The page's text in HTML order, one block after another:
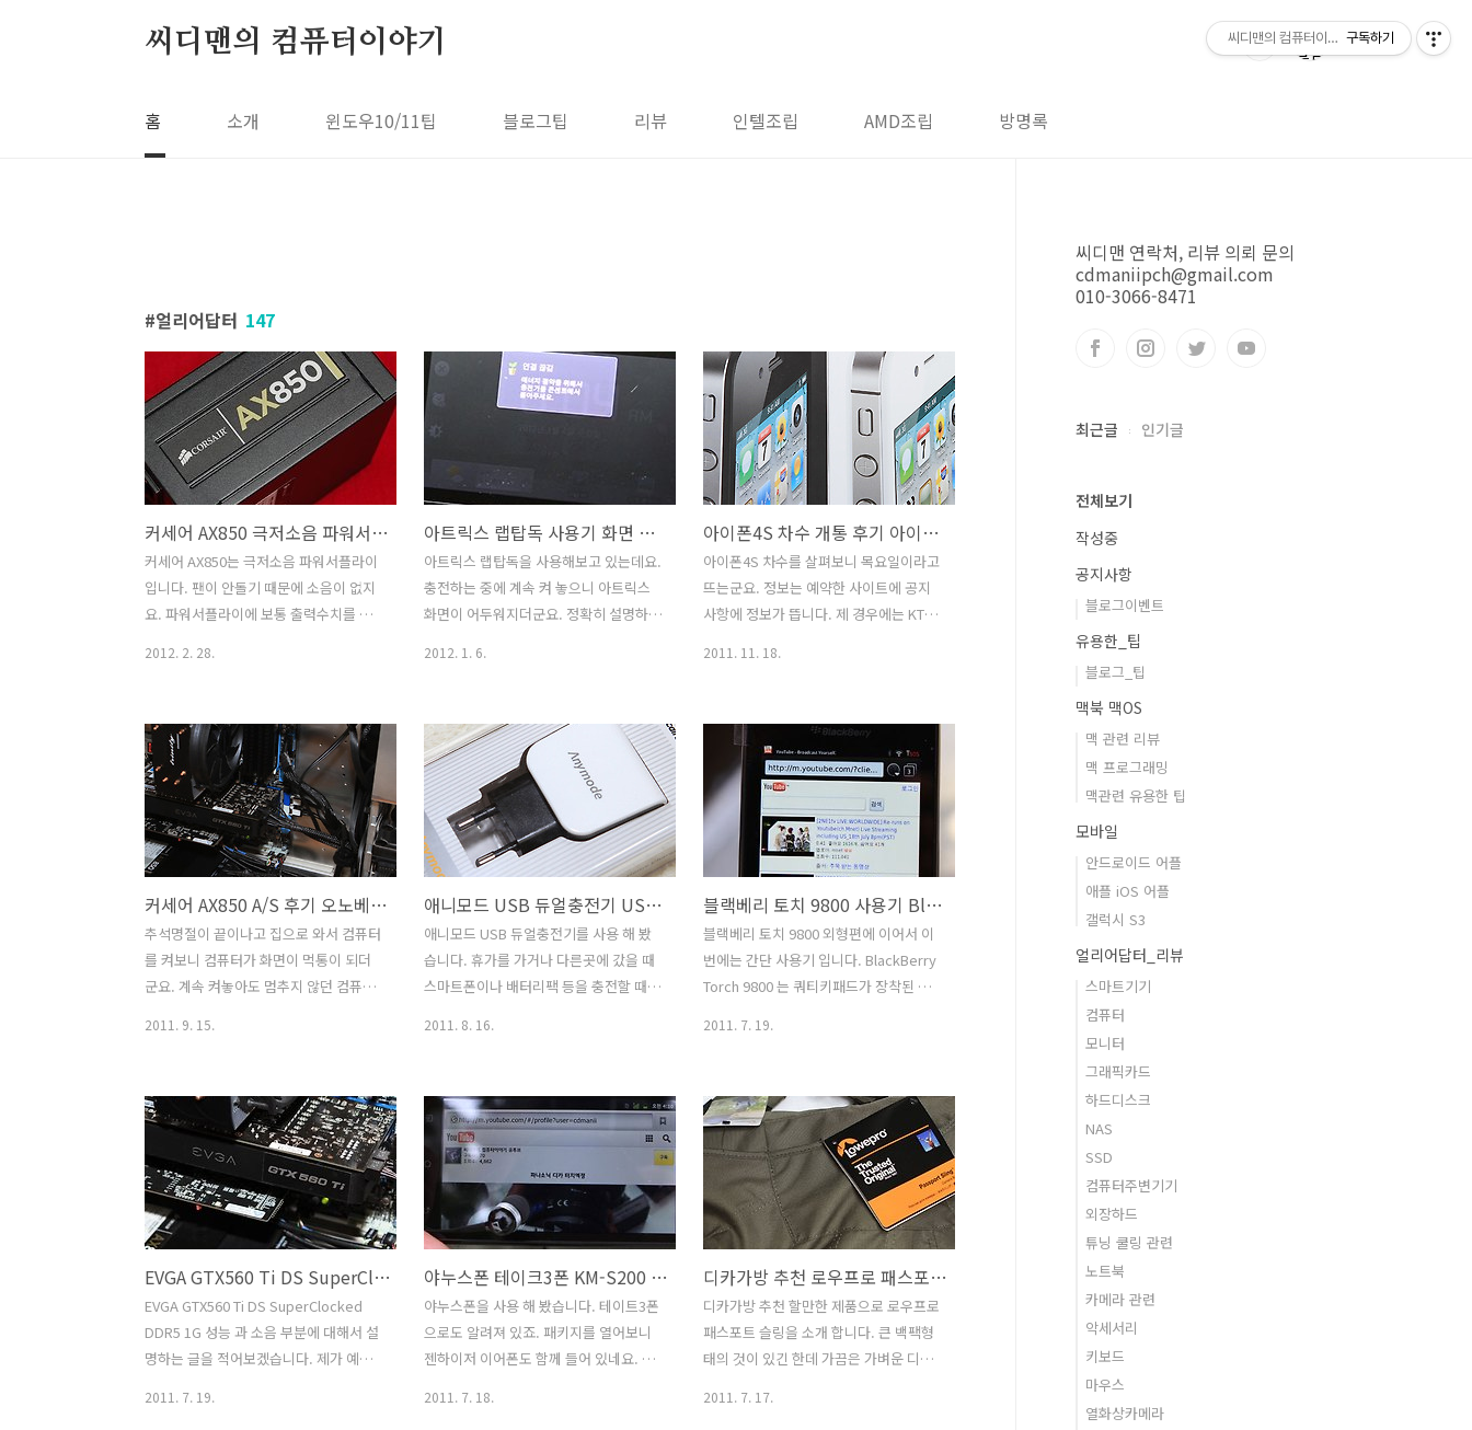
씨디맨의 컴퓨터이야기
홈 소개 윈도우10/11팁 블로그팁 리뷰 인텔조립 AMD조립 방명록
얼리어답터 147
커세어 AX850 극저소음 파워서플라이 실험
커세어 AX850는 극저소음 파워서플라이
입니다. 팬이 안돌기 때문에 소음이 없지
요. 파워서플라이에 보통 출력수치를 적
이 동작하질 않습니다. 즉 850W x 0.2 =
170W 만큼 사용시에는 팬이 안돌아간다
는 것이죠. 보통의 시스템이라면 웹서핑
을 하고 동영상 보는정도로는 이정도 수
치를 보통 넘지를 않습니다. 그래서 팬이
돌아가질 않지요. 170W 이상을 계속 사
용시에는 천천히 팬속도가 올라가서 돌게
됩니다. 그렇더라도 사람 귀에 들리는
20dB 이상 수준이 되려면 510W 이상을
써야 합니다. 제 본체는 배틀필드3를 해서
과부하를 줘야 300W 수준을 넘어서 겨우
2012. 2. 28.
아트릭스 랩탑독 사용기 화면 절전
아트릭스 랩탑독을 사용해보고 있는데요.
충전하는 중에 계속 켜 놓으니 아트릭스
화면이 어두워지더군요. 정확히 설명하면
트가 꺼지더군요. 물론 아트릭스 랩탑독
을 열면 다시 화면이 켜집니다. 그런데 한
가지 저도 궁금한것이 있네요. 랩탑독의
화면 밝기를 어둡게 하는 부분이 어디에
있는지 모르겠네요. 아무리 찾아도 없는
혹시 이거 아시는분 댓글로 알려주세요.
아트릭스 랩독 근데 원래이름은 랩탑독에
아트릭스를 꽂아 놓은 모습인데 장시간
사용을 안하면 이렇게 화면이 흐려집니
다. 백라이트가 꺼지게 되죠. 그런데 액정
은 계속 켜 있습니다. 아트릭스 랩독을 열
고 절전모드로..
2012. 1. 6.
아이폰4S 차수 개통 후기 아이폰4 아이폰4S 비교 화이트노이즈
아이폰4S 차수를 살펴보니 목요일이라고
뜨는군요. 정보는 예약한 사이트에 공지
사항에 정보가 뜹니다. 제 경우에는 KT로
몇가지 내용에 대해서 살펴보고자 합니
다. 치~ 하고 소리가 나는 부분에 대해서
는 직접 확인해보니 정말 아이폰4S에서
그런 소리가 나더군요. 주위에 소음이 있
는상태에서는 느끼진 못하지만 조용한 장
소에서 전화를 할 때에는 스피커에서 화
이트노이즈와 같은 소리가 나는것을 느낄
수 있었습니다. 마이크가 이상해진게 아
니라면 마이크 볼륨 증폭부분에 문제가
있어 보이네요. 펌웨어로 개선이 될 수 도
있을듯 한데 이부분은 저도 좀 살펴봐야
비교..
2011. 11. 18.
커세어 AX850 A/S 후기 오노베이션티뮤 후기
추석명절이 끝이나고 집으로 와서 컴퓨터
를 켜보니 컴퓨터가 화면이 먹통이 되더
군요. 계속 켜놓아도 멈추지 않던 컴퓨터
개를 1개씩 차례대로 꽂아봤습니다. 그랬
더니 또 켜지더군요. 이거 때문에 모니터
랑 램 , 그래픽카드까지 모두 빼고 다른 제
품으로 꽂아서 테스트 까지 해봤었으니
시간을 꽤 많이 잡아먹었지만, 결국 원점
으로 돌아와서 정상으로 켜져서 좀 허탈
해 했습니다. 근데 바이오스 셋업창에서
5V 의 전압이 4.4V 로 측정이 되더군요.
물론 메인보드의 측정값이니 정확하지 않
겠다는 생각을 갖고 커세어 AX850 파워
서플라이에 테스터기로 직접 측정해봤습
2011. 9. 15.
애니모드 USB 듀얼충전기 USB충전기 추천
애니모드 USB 듀얼충전기를 사용 해 봤
습니다. 휴가를 가거나 다른곳에 갔을 때
스마트폰이나 배터리팩 등을 충전할 때
아지는듯합니다. USB 충전기를 쓸 때 1
개만 충전되면 활용도가 좀 떨어지겠지만
애니모드 USB 듀얼충전기는 2개 USB 단
자가 있어서 콘센트 1개로 2개의 장치를
충전이 가능합니다. USB충전기 추천으로
이 제품을 보여드리는 이유도 2개가 동시
에 충전이 되기 때문이죠. 게다가 암페어
수치도 충분하여 고용량의 스마트기기에
도 충분히 바로 적용이 됩니다. 여러명이
여행을 갔을 때 분명 스마트기기도 여러
대 일텐데 이때 편하겠죠. 개인적인 맘으
2011. 8. 16.
블랙베리 토치 9800 사용기 BlackBerry Torch 9800
블랙베리 토치 9800 외형편에 이어서 이
번에는 간단 사용기 입니다. BlackBerry
Torch 9800 는 쿼티키패드가 장착된 슬
적응기에 대한 부분을 적어보려고 합니
다. 그리고 그전에 기본 어플들을 몇가지
실행을 해봤습니다. 블랙베리 토치 9800
을 처음 사용시에는 뭔가 조금 어색했던
것도 사실입니다. 다만 조금 익숙해지니
장점들이 보이네요. 몇가지 발견한 장점
으로는 부팅시간이 상당히 빠르다는 점입
니다. 거의 순식간에 사용할 수 있는 상태
로 진입을 하네요. 인터넷과 트위터 페이
스북 사용등은 기타 스마트폰과 비슷합니
다. 가운데 트랙패드가 있는것은 용도는
2011. 7. 19.
EVGA GTX560 Ti DS SuperClocked DDR5 1G 그래픽카드 추천 성능편
EVGA GTX560 Ti DS SuperClocked
DDR5 1G 성능 과 소음 부분에 대해서 설
명하는 글을 적어보겠습니다. 제가 예전
2011. 7. 19.
야누스폰 테이크3폰 KM-S200 젠하이저 이어폰 간단 사용기
야누스폰을 사용 해 봤습니다. 테이트3폰
으로도 알려져 있죠. 패키지를 열어보니
젠하이저 이어폰도 함께 들어 있네요. 일
2011. 7. 18.
디카가방 추천 로우프로 패스포트 슬링
디카가방 추천 할만한 제품으로 로우프로
패스포트 슬링을 소개 합니다. 큰 백팩형
태의 것이 있긴 한데 가끔은 가벼운 디카
2011. 7. 17.
씨디맨 연락처, 리뷰 의뢰 문의
cdmaniipch@gmail.com
010-3066-8471
최근글 인기글
전체보기
작성중
공지사항
블로그이벤트
유용한_팁
블로그_팁
맥북 맥OS
맥 관련 리뷰
맥 프로그래밍
맥관련 유용한 팁
모바일
안드로이드 어플
애플 iOS 어플
갤럭시 S3
얼리어답터_리뷰
스마트기기
컴퓨터
모니터
그래픽카드
하드디스크
NAS
SSD
컴퓨터주변기기
외장하드
튜닝 쿨링 관련
노트북
카메라 관련
악세서리
키보드
마우스
열화상카메라
씨디맨의 컴퓨터이야기구독하기